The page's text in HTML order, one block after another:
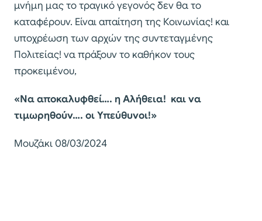
μνήμη μας το τραγικό γεγονός δεν θα το
καταφέρουν. Είναι απαίτηση της Κοινωνίας! και
υποχρέωση των αρχών της συντεταγμένης
Πολιτείας! να πράξουν το καθήκον τους
προκειμένου,
«Να αποκαλυφθεί…. η Αλήθεια! και να
τιμωρηθούν…. οι Υπεύθυνοι!»
Μουζάκι 08/03/2024